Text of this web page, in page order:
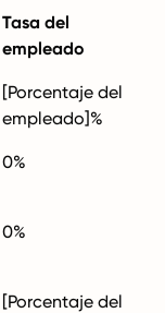
Tasa del
empleado
[Porcentaje del
empleado]%
0%
0%
[Porcentaje del